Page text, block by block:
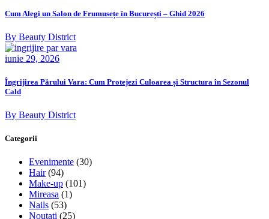
Cum Alegi un Salon de Frumusețe în București – Ghid 2026
By Beauty District
iunie 29, 2026
Îngrijirea Părului Vara: Cum Protejezi Culoarea și Structura în Sezonul
Cald
By Beauty District
Categorii
Evenimente (30)
Hair(94)
Make-up (101)
Mireasa (1)
Nails (53)
Noutati (25)